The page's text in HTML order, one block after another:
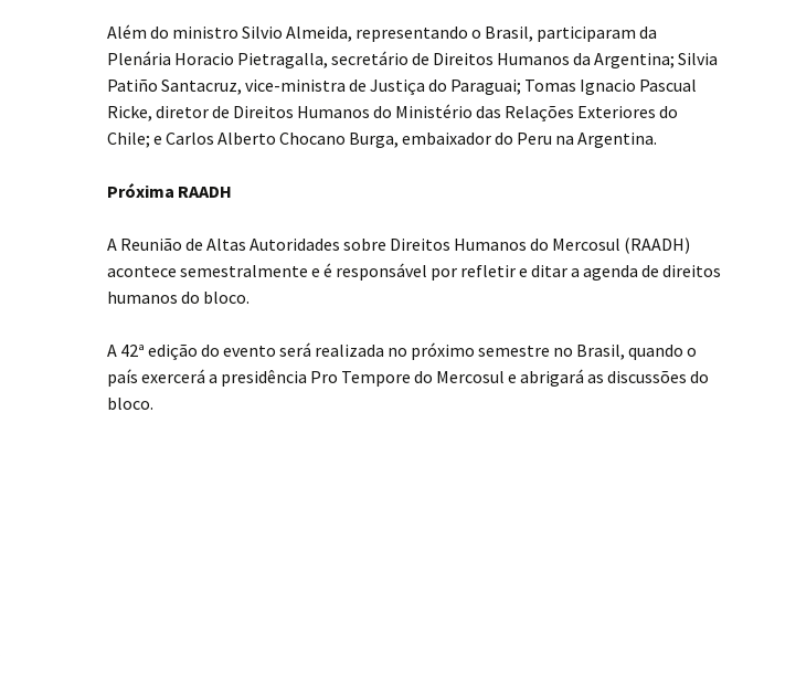
Além do ministro Silvio Almeida, representando o Brasil, participaram da
Plenária Horacio Pietragalla, secretário de Direitos Humanos da Argentina; Silvia
Patiño Santacruz, vice-ministra de Justiça do Paraguai; Tomas Ignacio Pascual
Ricke, diretor de Direitos Humanos do Ministério das Relações Exteriores do
Chile; e Carlos Alberto Chocano Burga, embaixador do Peru na Argentina.
Próxima RAADH
A Reunião de Altas Autoridades sobre Direitos Humanos do Mercosul (RAADH)
acontece semestralmente e é responsável por refletir e ditar a agenda de direitos
humanos do bloco.
A 42ª edição do evento será realizada no próximo semestre no Brasil, quando o
país exercerá a presidência Pro Tempore do Mercosul e abrigará as discussões do
bloco.